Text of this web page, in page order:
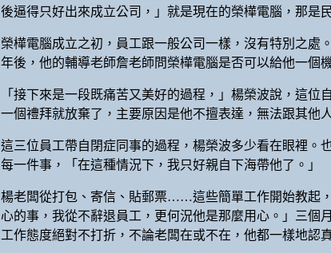
後逼得只好出來成立公司，」就是現在的榮樺電腦，那是
榮樺電腦成立之初，員工跟一般公司一樣，沒有特別之
年後，他的輔導老師詹老師問榮樺電腦是否可以給他一個
「接下來是一段既痛苦又美好的過程，」楊榮波說，這
一個禮拜就放棄了，主要原因是他不擅表達，無法跟其他
這三位員工帶自閉症同事的過程，楊榮波多少看在眼裡。
每一件事，「在這種情況下，我只好親自下海帶他了。」
楊老闆從打包、寄信、貼郵票……這些簡單工作開始教起
心的事，我從不辭退員工，更何況他是那麼用心。」三個
工作態度絕對不打折，不論老闆在或不在，他都一樣地認